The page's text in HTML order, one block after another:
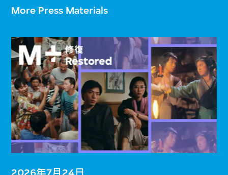
More Press Materials